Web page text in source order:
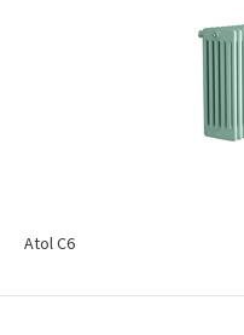
Atol C6